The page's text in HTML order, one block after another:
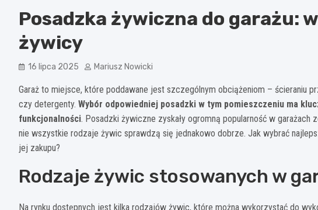
Posadzka żywiczna do garażu:
żywicy
16 lipca 2025 Mariusz Nowicki
Garaż to miejsce, które poddawane jest szczególnym obciążeniom – ścieraniu
czy detergenty. Wybór odpowiedniej posadzki w tym pomieszczeniu ma
funkcjonalności. Posadzki żywiczne zyskały ogromną popularność w
nie wszystkie rodzaje żywic sprawdzą się jednakowo dobrze. Jak wybrać
jej zakupu?
Rodzaje żywic stosowanych w
Na rynku dostępnych jest kilka rodzajów żywic, które można wykorzystać do